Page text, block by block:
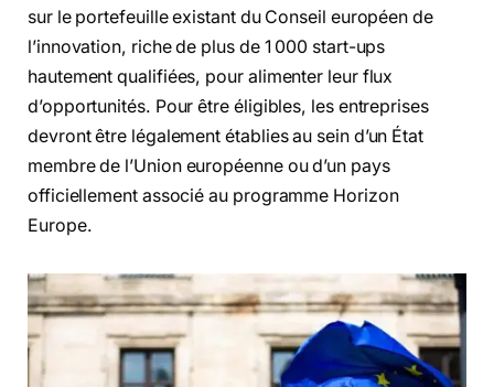
sur le portefeuille existant du Conseil européen de
l’innovation, riche de plus de 1 000 start-ups
hautement qualifiées, pour alimenter leur flux
d’opportunités. Pour être éligibles, les entreprises
devront être légalement établies au sein d’un État
membre de l’Union européenne ou d’un pays
officiellement associé au programme Horizon
Europe.